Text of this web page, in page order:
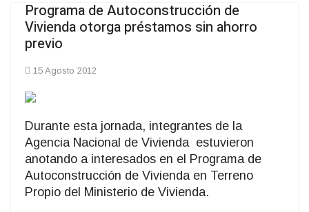
Programa de Autoconstrucción de
Vivienda otorga préstamos sin ahorro
previo
15 Agosto 2012
Durante esta jornada, integrantes de la
Agencia Nacional de Vivienda estuvieron
anotando a interesados en el Programa de
Autoconstrucción de Vivienda en Terreno
Propio del Ministerio de Vivienda.